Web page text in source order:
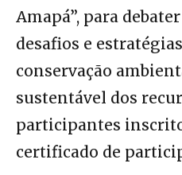
Amapá”, para
desafios e
conservação
sustentável dos
participantes
certificado de